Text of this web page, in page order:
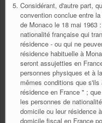
Considérant, d'autre part,
convention conclue entre
de Monaco le 18 mai 1963
nationalité française qui
résidence - ou qui ne
résidence habituelle à
seront assujetties en
personnes physiques et à
mêmes conditions que
résidence en France " ;
les personnes de
domicile ou leur résidence
domicile fiscal en France